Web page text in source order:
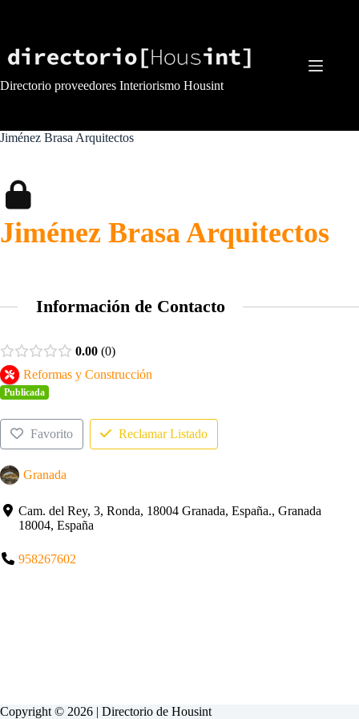
Directorio proveedores Interiorismo Housint
Jiménez Brasa Arquitectos
Jiménez Brasa Arquitectos
Información de Contacto
0.00 0
Reformas y Construcción
Publicada
Favorito Reclamar Listado
Granada
Cam. del Rey, 3, Ronda, 18004 Granada, España., Granada
18004, España
958267602
Copyright © 2026 | Directorio de Housint